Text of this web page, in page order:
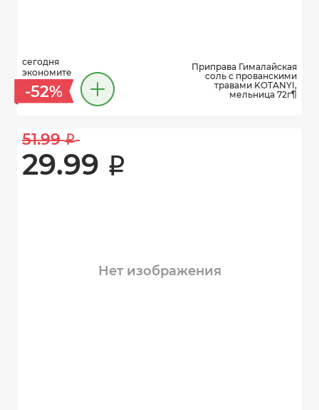
сегодня
экономите
-52%
Приправа Гималайская
соль с прованскими
травами KOTANYI,
мельница 72г¶
51.99 i
29.99 i
Нет изображения